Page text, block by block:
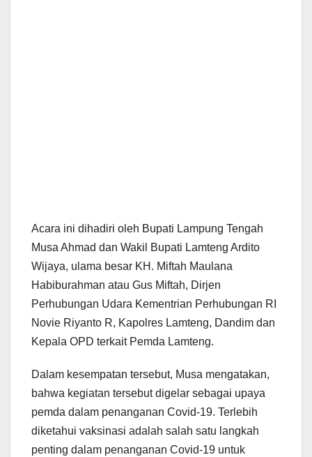
Acara ini dihadiri oleh Bupati Lampung Tengah
Musa Ahmad dan Wakil Bupati Lamteng Ardito
Wijaya, ulama besar KH. Miftah Maulana
Habiburahman atau Gus Miftah, Dirjen
Perhubungan Udara Kementrian Perhubungan RI
Novie Riyanto R, Kapolres Lamteng, Dandim dan
Kepala OPD terkait Pemda Lamteng.
Dalam kesempatan tersebut, Musa mengatakan,
bahwa kegiatan tersebut digelar sebagai upaya
pemda dalam penanganan Covid-19. Terlebih
diketahui vaksinasi adalah salah satu langkah
penting dalam penanganan Covid-19 untuk